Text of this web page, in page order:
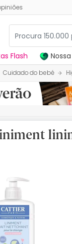
Flash
Cuidado do bebé